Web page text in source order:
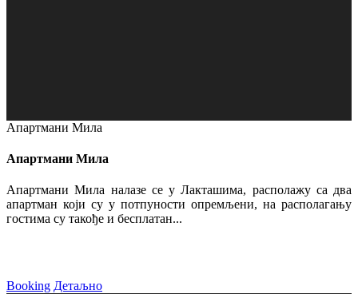
Апартмани Мила
Апартмани Мила
Апартмани Мила налазе се у Лакташима, располажу са два
апартман који су у потпуности опремљени, на располагању
гостима су такође и бесплатан...
Booking Детаљно